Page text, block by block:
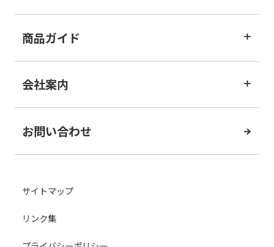
商品ガイド
会社案内
お問い合わせ
サイトマップ
リンク集